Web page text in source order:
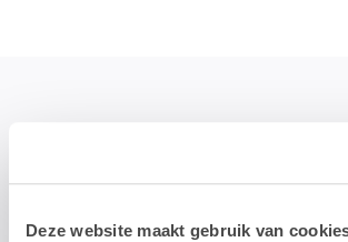
Deze website maakt gebruik van